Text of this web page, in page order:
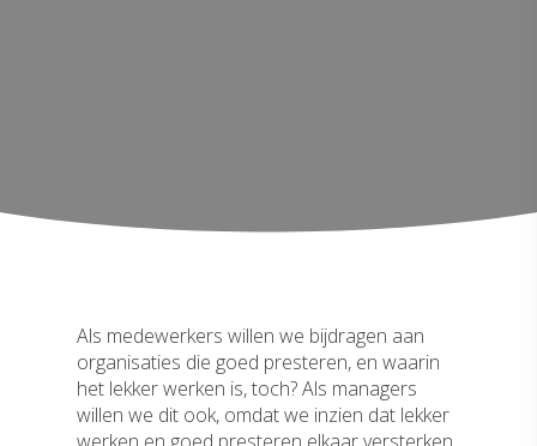
Als medewerkers willen we bijdragen aan
organisaties die goed presteren, en waarin
het lekker werken is, toch? Als managers
willen we dit ook, omdat we inzien dat lekker